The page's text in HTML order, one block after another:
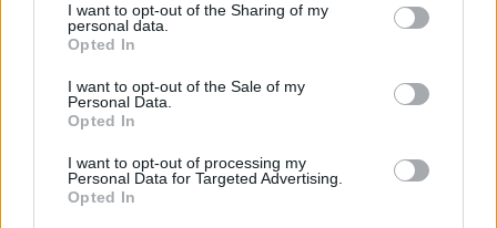
disclose it to other third parties.
Please note that this website/app uses one or more Google
services and may gather and store information including but
not limited to your visit or usage behaviour. You may click to
grant or deny consent to Google and its third-party tags to
consent section.
I want to opt-out of the Sharing of my
personal data.
Opted In
I want to opt-out of the Sale of my
Personal Data.
Opted In
I want to opt-out of processing my
Personal Data for Targeted Advertising.
Opted In
InvestirMag
Investieren24
UK
News Hub UK